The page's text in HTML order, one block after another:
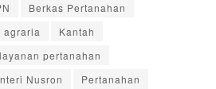
Berkas Pertanahan
agraria
Kantah
layanan pertanahan
Nusron
Pertanahan